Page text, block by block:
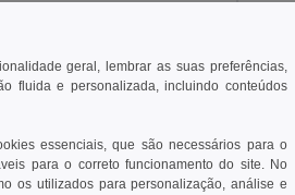
ao Carrinho
geral, lembrar as suas preferências,
fluida e personalizada, incluindo conteúdos
essenciais, que são necessários para o
para o correto funcionamento do site. No
os utilizados para personalização, análise e